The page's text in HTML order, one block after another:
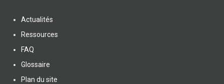
Actualités
Ressources
FAQ
Glossaire
Plan du site